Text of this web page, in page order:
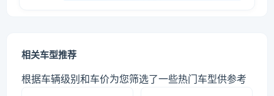
相关车型推荐
根据车辆级别和车价为您筛选了一些热门车型供参考